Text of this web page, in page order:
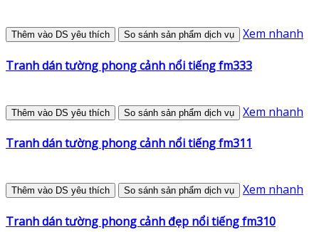
Thêm vào DS yêu thích So sánh sản phẩm dịch vụ Xem nhanh
Tranh dán tường phong cảnh nổi tiếng fm333
Thêm vào DS yêu thích So sánh sản phẩm dịch vụ Xem nhanh
Tranh dán tường phong cảnh nổi tiếng fm311
Thêm vào DS yêu thích So sánh sản phẩm dịch vụ Xem nhanh
Tranh dán tường phong cảnh đẹp nổi tiếng fm310